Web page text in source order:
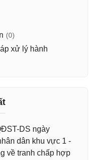
(0)
xử lý hành
DS ngày
dân khu vực 1 -
về tranh chấp hợp